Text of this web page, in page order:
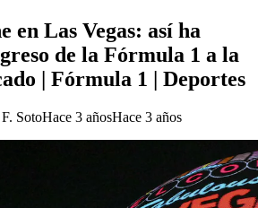
en Las Vegas: así ha
de la Fórmula 1 a la
| Fórmula 1 | Deportes
SotoHace 3 añosHace 3 años